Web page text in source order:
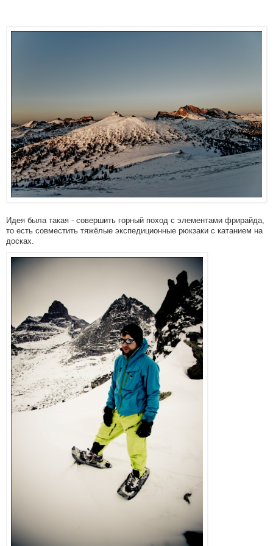
Идея была такая - совершить горный поход с элементами фрирайда,
то есть совместить тяжёлые экспедиционные рюкзаки с катанием на
досках.